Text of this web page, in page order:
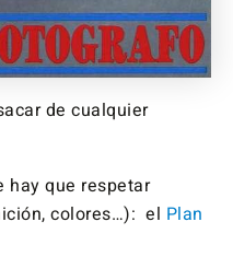
de cualquier
hay que respetar
colores…): el Plan